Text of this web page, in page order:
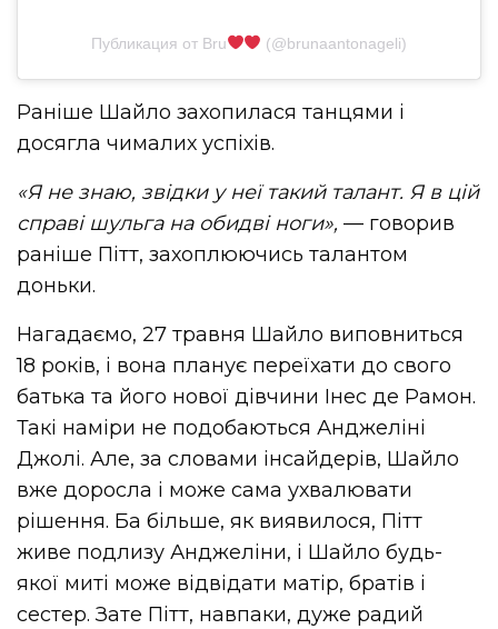
Публикация от Bru (@brunaantonageli)
Раніше Шайло захопилася танцями і
досягла чималих успіхів.
«Я не знаю, звідки у неї такий талант. Я в цій
справі шульга на обидві ноги», — говорив
раніше Пітт, захоплюючись талантом
доньки.
Нагадаємо, 27 травня Шайло виповниться
18 років, і вона планує переїхати до свого
батька та його нової дівчини Інес де Рамон.
Такі наміри не подобаються Анджеліні
Джолі. Але, за словами інсайдерів, Шайло
вже доросла і може сама ухвалювати
рішення. Ба більше, як виявилося, Пітт
живе подлизу Анджеліни, і Шайло будь-
якої миті може відвідати матір, братів і
сестер. Зате Пітт, навпаки, дуже радий